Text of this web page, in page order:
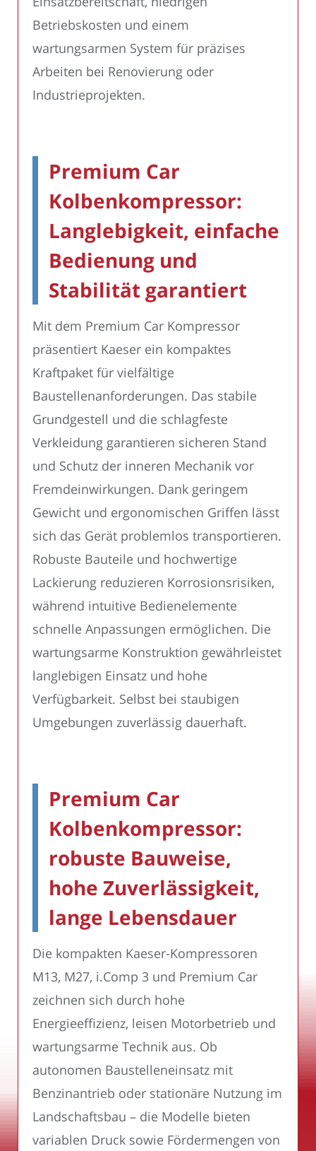
Betriebskosten und einem
wartungsarmen System für präzises
Arbeiten bei Renovierung oder
Industrieprojekten.
Premium Car
Kolbenkompressor:
Langlebigkeit, einfache
Bedienung und
Stabilität garantiert
Mit dem Premium Car Kompressor
präsentiert Kaeser ein kompaktes
Kraftpaket für vielfältige
Baustellenanforderungen. Das stabile
Grundgestell und die schlagfeste
Verkleidung garantieren sicheren Stand
und Schutz der inneren Mechanik vor
Fremdeinwirkungen. Dank geringem
Gewicht und ergonomischen Griffen lässt
sich das Gerät problemlos transportieren.
Robuste Bauteile und hochwertige
Lackierung reduzieren Korrosionsrisiken,
während intuitive Bedienelemente
schnelle Anpassungen ermöglichen. Die
wartungsarme Konstruktion gewährleistet
langlebigen Einsatz und hohe
Verfügbarkeit. Selbst bei staubigen
Umgebungen zuverlässig dauerhaft.
Premium Car
Kolbenkompressor:
robuste Bauweise,
hohe Zuverlässigkeit,
lange Lebensdauer
Die kompakten Kaeser-Kompressoren
M13, M27, i.Comp 3 und Premium Car
zeichnen sich durch hohe
Energieeffizienz, leisen Motorbetrieb und
wartungsarme Technik aus. Ob
autonomen Baustelleneinsatz mit
Benzinantrieb oder stationäre Nutzung im
Landschaftsbau – die Modelle bieten
variablen Druck sowie Fördermengen von